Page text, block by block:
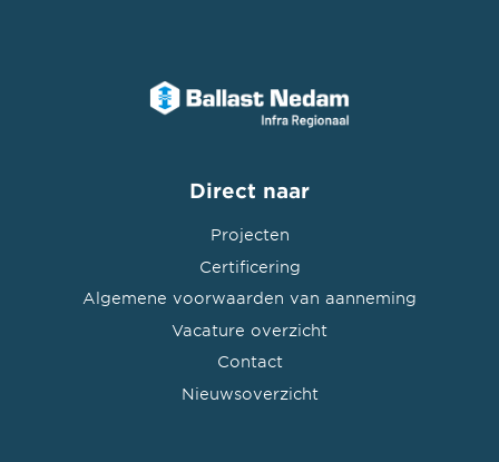
Direct naar
Projecten
Certificering
Algemene voorwaarden van aanneming
Vacature overzicht
Contact
Nieuwsoverzicht